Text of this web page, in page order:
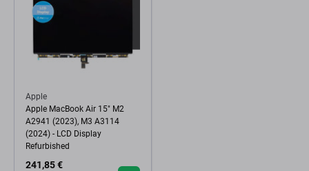
Apple
Apple MacBook Air 15" M2
A2941 (2023), M3 A3114
(2024) - LCD Display
Refurbished
241,85 €